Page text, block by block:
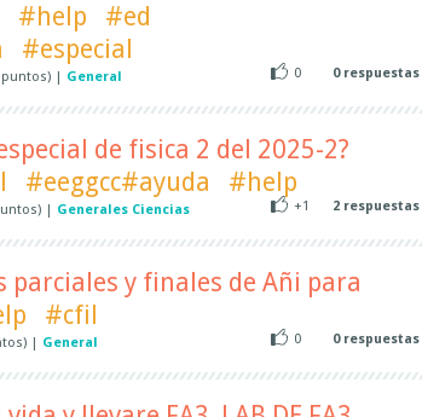
#help
#ed
#especial
puntos) General 0 0respuestas
de fisica 2 del 2025-2?
#eeggcc#ayuda #help
Generales Ciencias +1 2 respuestas
y finales de Añi para
#cfil
General 0 0respuestas